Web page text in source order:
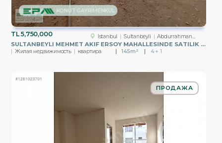
TL5,750,000 Istanbul Sultanbeyli Abdurrahmangazi Mah.
SULTANBEYLI MEHMET AKIF ERSOY MAHALLESINDE SATILIK 4+1 ÜST DUBLX
Жилая недвижимость квартира 145m² 4 + 1
KONUT GAYRİMENKUL
ПРОДАЖА